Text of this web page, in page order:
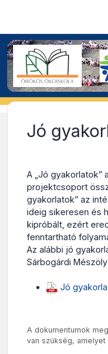
Jó
A „Jó gyakorlatok”
projektcsoport
gyakorlatok” az
ideig sikeresen és
kipróbált, ezért
fenntartható
Az alábbi jó
Sárbogárdi
Jó
A dokumentumok
van szükség, amelyet